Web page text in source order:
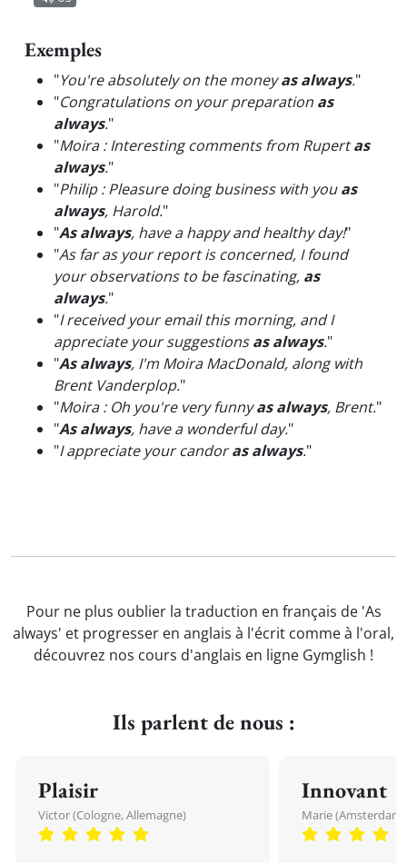
Exemples
"You're absolutely on the moneyas always."
"Congratulations on your preparation as
always."
"Moira : Interesting comments from Rupertas
always."
"Philip : Pleasure doing business with youas
always, Harold."
"As always, have a happy and healthy day!"
"As far as your report is concerned, I found
your observations to be fascinating, as
always."
"I received your email this morning, and I
appreciate your suggestionsas always."
"As always, I'm Moira MacDonald, along with
Brent Vanderplop."
"Moira : Oh you're very funnyas always, Brent."
"As always, have a wonderful day."
"I appreciate your candoras always."
Pour ne plus oublier la traduction en français de 'As
always' et progresser en anglais à l'écrit comme à l'oral,
découvrez nos cours d'anglais en ligne Gymglish !
Ils parlent de nous :
Plaisir
Victor (Cologne, Allemagne)
Innovant
Marie (Amsterdam,